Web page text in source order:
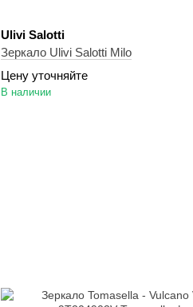
Ulivi Salotti
Зеркало Ulivi Salotti Milo
Цену уточняйте
В наличии